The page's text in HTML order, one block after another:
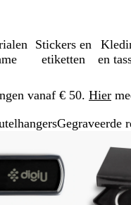
Stickers en
etiketten
en
vanaf € 50. Hier
Gegraveerde
minimum
mintoetsen